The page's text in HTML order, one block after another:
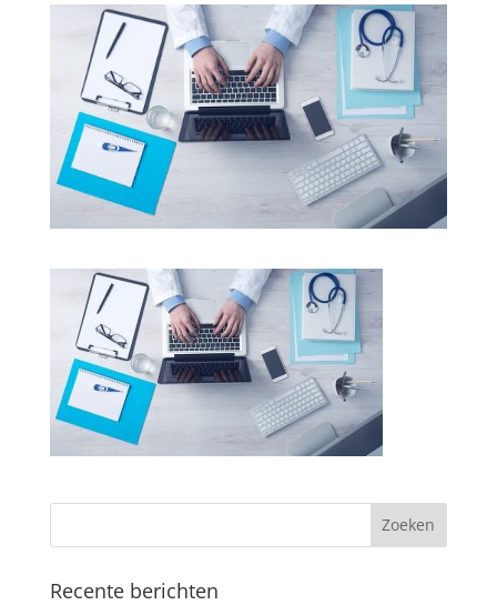
Recente berichten